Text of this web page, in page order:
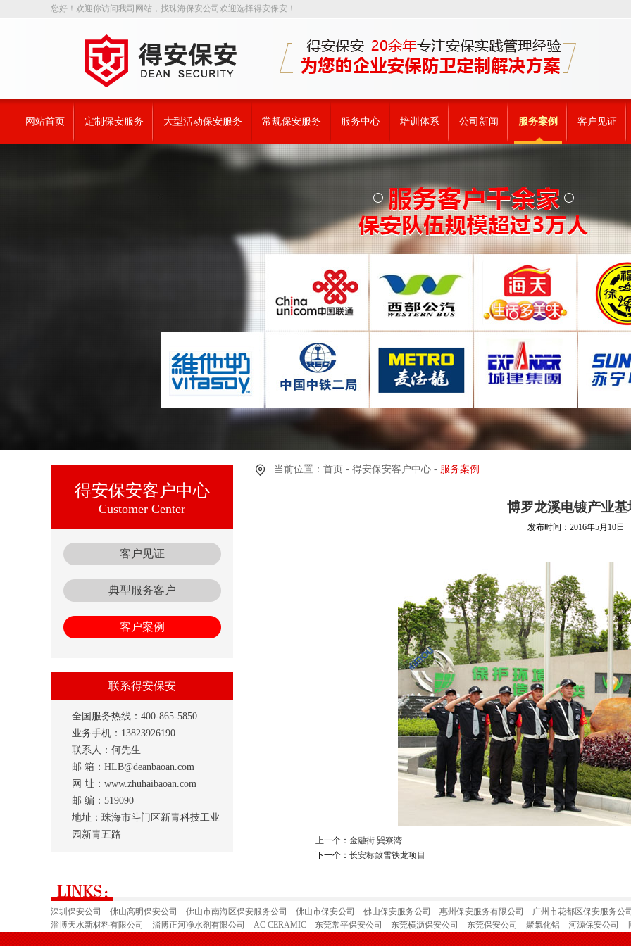
您好！欢迎你访问我司网站，找珠海保安公司欢迎选择得安保安！
网站首页 定制保安服务 大型活动保安服务 常规保安服务 服务中心 培训体系 公司新闻 服务案例 客户见证
得安保安客户中心
Customer Center
客户见证
典型服务客户
客户案例
联系得安保安
全国服务热线：400-865-5850
业务手机：13823926190
联系人：何先生
邮 箱：HLB@deanbaoan.com
网 址：www.zhuhaibaoan.com
邮 编：519090
地址：珠海市斗门区新青科技工业
园新青五路
当前位置：首页 - 得安保安客户中心 - 服务案例
博罗龙溪电镀产业基
发布时间：2016年5月10日
上一个： 金融街.巽寮湾
下一个： 长安标致雪铁龙项目
深圳保安公司 佛山高明保安公司 佛山市南海区保安服务公司 佛山市保安公司 佛山保安服务公司 惠州保安服务有限公司
广州市花都区保安服务公
淄博天水新材料有限公司
淄博正河净水剂有限公司 AC CERAMIC 东莞常平保安公司 东莞横沥保安公司 东莞保安公司 聚氯化铝 河源保安公司